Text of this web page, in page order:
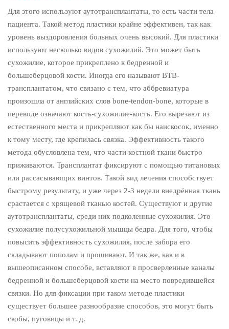
Для этого используют аутотрансплантаты, то есть части тела
пациента. Такой метод пластики крайне эффективен, так как
уровень выздоровления больных очень высокий. Для пластики
используют несколько видов сухожилий. Это может быть
сухожилие, которое прикреплено к бедренной и
большеберцовой кости. Иногда его называют ВТВ-
трансплантатом, что связано с тем, что аббревиатура
произошла от английских слов bone-tendon-bone, которые в
переводе означают кость-сухожилие-кость. Его вырезают из
естественного места и прикрепляют как бы наискосок, именно
к тому месту, где крепилась связка. Эффективность такого
метода обусловлена тем, что части костной ткани быстро
приживаются. Трансплантат фиксируют с помощью титановых
или рассасывающих винтов. Такой вид лечения способствует
быстрому результату, и уже через 2-3 недели внедрённая ткань
срастается с хрящевой тканью костей. Существуют и другие
аутотрансплантаты, среди них подколенные сухожилия. Это
сухожилие полусухожильной мышцы бедра. Для того, чтобы
повысить эффективность сухожилия, после забора его
складывают пополам и прошивают. И так же, как и в
вышеописанном способе, вставляют в просверленные каналы
бедренной и большеберцовой кости на место повредившейся
связки. Но для фиксации при таком методе пластики
существует большее разнообразие способов, это могут быть
скобы, пуговицы и т. д.